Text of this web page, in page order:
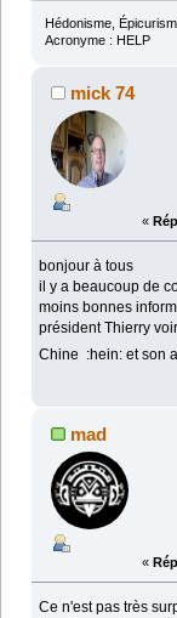
Hédonisme,
Acronyme : HELP
mick 74
«
bonjour à tous
il y a beaucoup de
moins bonnes
président Thierry
Chine :hein: et son
mad
«
Ce n'est pas très